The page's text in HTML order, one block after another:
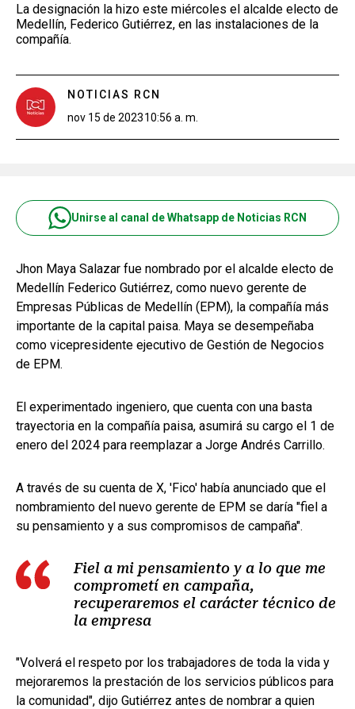
La designación la hizo este miércoles el alcalde electo de
Medellín, Federico Gutiérrez, en las instalaciones de la
compañía.
NOTICIAS RCN
nov 15 de 202310:56 a. m.
Unirse al canal de Whatsapp de Noticias RCN
Jhon Maya Salazar fue nombrado por el alcalde electo de
Medellín Federico Gutiérrez, como nuevo gerente de
Empresas Públicas de Medellín (EPM), la compañía más
importante de la capital paisa. Maya se desempeñaba
como vicepresidente ejecutivo de Gestión de Negocios
de EPM.
El experimentado ingeniero, que cuenta con una basta
trayectoria en la compañía paisa, asumirá su cargo el 1 de
enero del 2024 para reemplazar a Jorge Andrés Carrillo.
A través de su cuenta de X, 'Fico' había anunciado que el
nombramiento del nuevo gerente de EPM se daría "fiel a
su pensamiento y a sus compromisos de campaña".
Fiel a mi pensamiento y a lo que me
comprometí en campaña,
recuperaremos el carácter técnico de
la empresa
"Volverá el respeto por los trabajadores de toda la vida y
mejoraremos la prestación de los servicios públicos para
la comunidad", dijo Gutiérrez antes de nombrar a quien